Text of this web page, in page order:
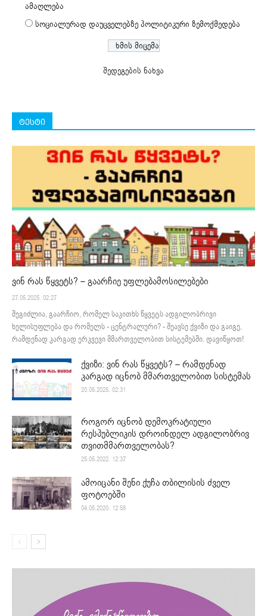
ამაღლება
სოციალურად დაუცველებზე პოლიტიკური ზემოქმედება
შედეგების ნახვა
ტესტი
ვინ რას წყვეტს? – გაარჩიე უფლებამოსილებები
27.05.2025. 02:27
შეგიძლია, გაარჩიო, რომელ საკითხს წყვეტს ადგილობრივი
ხელისუფლება და რომელს - ცენტრალური? - შეავსე ქვიზი და გაიგე,
რამდენად კარგად ერკვევი მმართველობით სისტემებში. დავიწყოთ!
ქვიზი: ვინ რას წყვეტს? – რამდენად
კარგად იცნობ მმართველობით სისტემას
20.05.2025. 02:31
როგორ იცნობ დემოკრატიული
რესპუბლიკის დროინდელ ადგილობრივ
თვითმმართველობას?
25.05.2022. 12:37
ამოიცანი შენი ქუჩა თბილისის ძველ
ფოტოებში
04.05.2020. 12:58